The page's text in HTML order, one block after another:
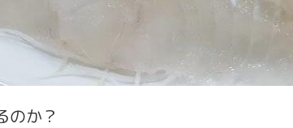
のか？